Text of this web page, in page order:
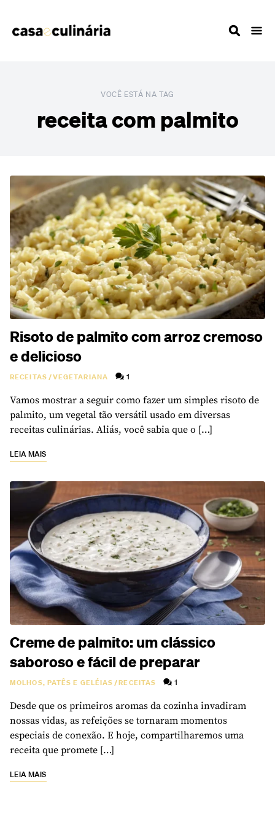
VOCÊ ESTÁ NA TAG
receita com palmito
Risoto de palmito com arroz cremoso
e delicioso
RECEITAS/VEGETARIANA 1
Vamos mostrar a seguir como fazer um simples risoto de
palmito, um vegetal tão versátil usado em diversas
receitas culinárias. Aliás, você sabia que o […]
LEIA MAIS
Creme de palmito: um clássico
saboroso e fácil de preparar
MOLHOS, PATÊS E GELÉIAS/RECEITAS 1
Desde que os primeiros aromas da cozinha invadiram
nossas vidas, as refeições se tornaram momentos
especiais de conexão. E hoje, compartilharemos uma
receita que promete […]
LEIA MAIS